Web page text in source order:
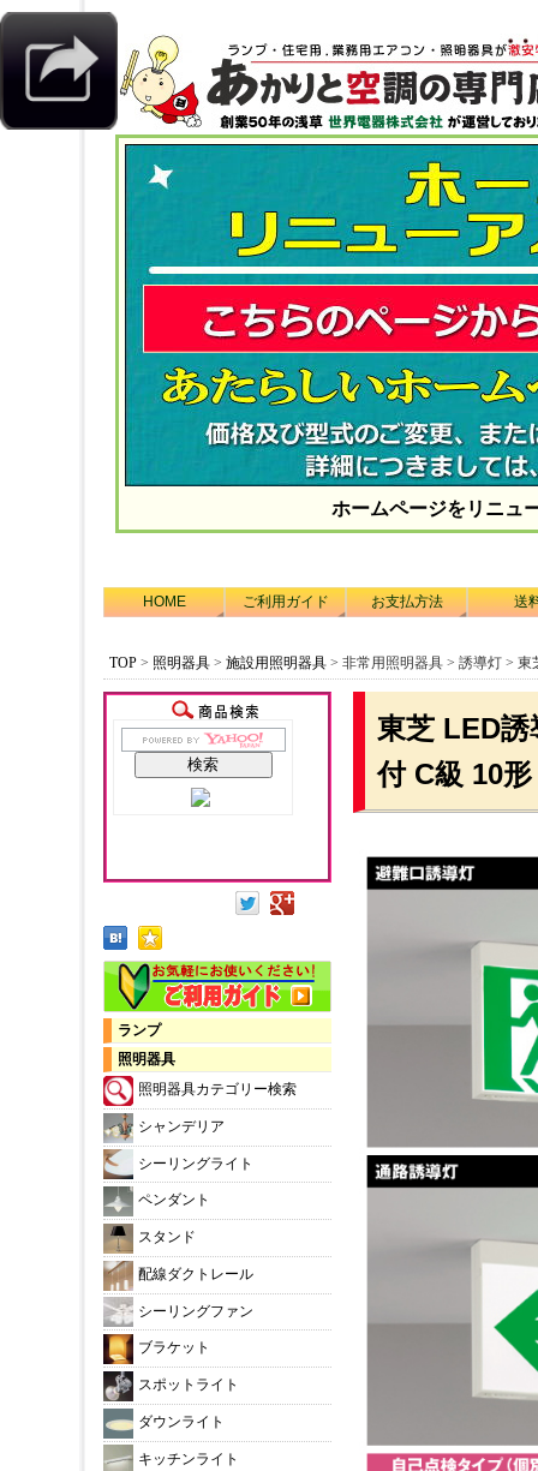
ホームページをリニュ
HOME ご利用ガイド お支払方法 送
TOP > 照明器具 > 施設用照明器具 > 非常用照明器具 > 誘導灯 > 東
東芝 LED
付 C級 10
ランプ
照明器具
照明器具カテゴリー検索
シャンデリア
シーリングライト
ペンダント
スタンド
配線ダクトレール
シーリングファン
ブラケット
スポットライト
ダウンライト
キッチンライト